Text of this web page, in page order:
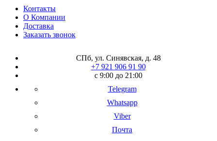
Контакты
О Компании
Доставка
Заказать звонок
СПб, ул. Синявская, д. 48
+7 921 906 91 90
с 9:00 до 21:00
Telegram
Whatsapp
Viber
Почта